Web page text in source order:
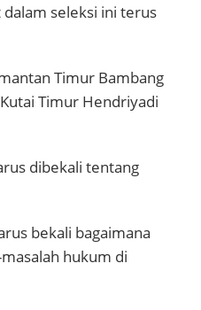
dalam seleksi ini terus
Timur Bambang
Timur Hendriyadi
dibekali tentang
bekali bagaimana
hukum di